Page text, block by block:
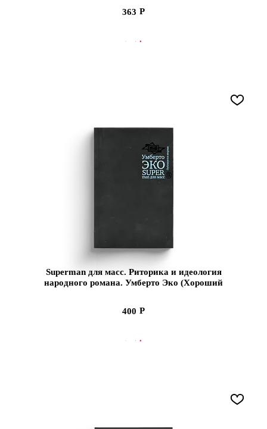
363
СООБЩИТЬ О ПОСТУПЛЕНИИ
Superman для масс. Риторика и идеология
народного романа. Умберто Эко (Хороший
400
СООБЩИТЬ О ПОСТУПЛЕНИИ